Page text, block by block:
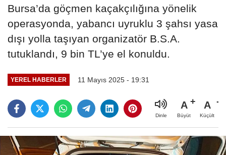
Bursa’da göçmen kaçakçılığına yönelik
operasyonda, yabancı uyruklu 3 şahsı yasa
dışı yolla taşıyan organizatör B.S.A.
tutuklandı, 9 bin TL’ye el konuldu.
YEREL HABERLER 11 Mayıs 2025 - 19:31
Dinle
A
Büyüt
A
Küçült